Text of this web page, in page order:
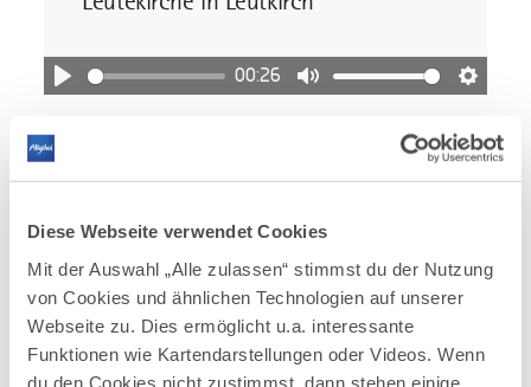
Diese Webseite verwendet Cookies
Mit der Auswahl „Alle zulassen“ stimmst du der Nutzung
von Cookies und ähnlichen Technologien auf unserer
Webseite zu. Dies ermöglicht u.a. interessante
Funktionen wie Kartendarstellungen oder Videos. Wenn
du den Cookies nicht zustimmst, dann stehen einige
Abspielen
00:26
Stummschaltung
Abspielen
00:44
Stummschaltung